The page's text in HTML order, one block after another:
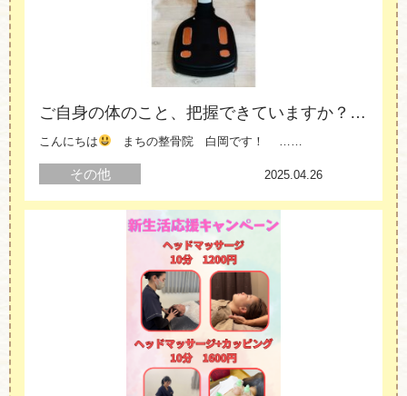
ご自身の体のこと、把握できていますか？ 体の悩みがある方にinbodyのご紹介
こんにちは まちの整骨院 白岡です！ ……
その他 2025.04.26